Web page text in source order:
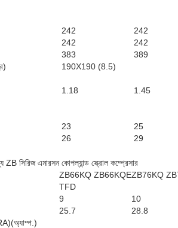
242 242
242 242
383 389
190X190 (8.5)
1.18 1.45
23 25
26 29
ZB সিরিজ এমারসন কোপল্যান্ড স্ক্রোল কম্প্রেসার
ZB66KQ ZB66KQEZB76KQ
TFD
9 10
25.7 28.8